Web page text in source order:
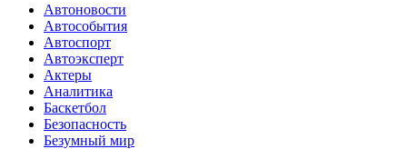
Автоновости
Автособытия
Автоспорт
Автоэксперт
Актеры
Аналитика
Баскетбол
Безопасность
Безумный мир